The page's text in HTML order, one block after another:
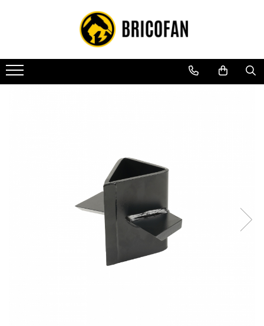
Toate Produsele
Vehicule electrice
Atv
Piese de schimb vehicule electrice
Scutere pe benzina
Tricicluri cargo fara permis